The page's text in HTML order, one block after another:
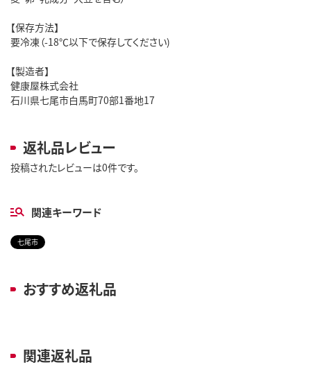
【保存方法】
要冷凍（-18℃以下で保存してください)
【製造者】
健康屋株式会社
石川県七尾市白馬町70部1番地17
返礼品レビュー
投稿されたレビューは0件です。
関連キーワード
七尾市
おすすめ返礼品
関連返礼品